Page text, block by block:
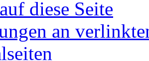
diese Seite
an